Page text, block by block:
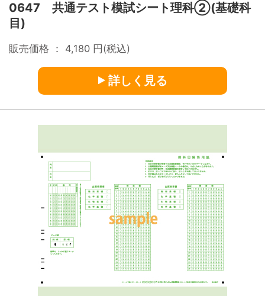
0647 共通テスト模試シート理科②(基礎科
目)
販売価格 ： 4,180 円(税込)
詳しく見る